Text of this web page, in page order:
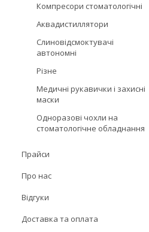
Компресори стоматологічні
Аквадистиллятори
Слиновідсмоктувачі
автономні
Різне
Медичні рукавички і захисні
маски
Одноразові чохли на
стоматологічне обладнання
Прайси
Про нас
Відгуки
Доставка та оплата